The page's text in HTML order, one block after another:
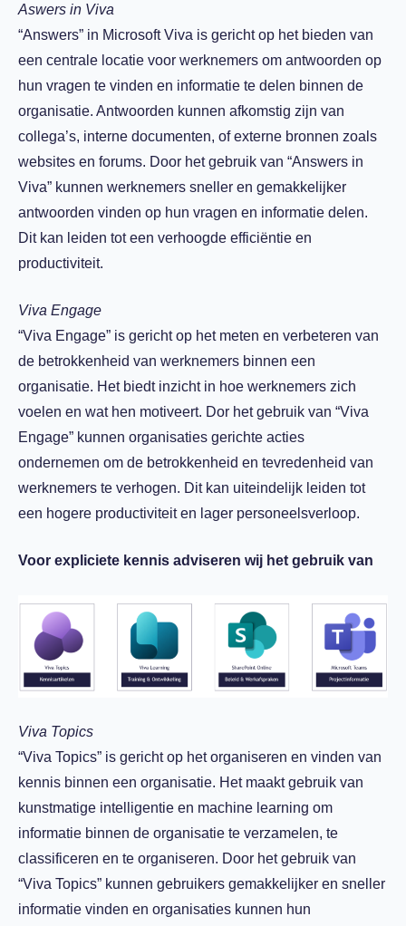
Aswers in Viva
“Answers” in Microsoft Viva is gericht op het bieden van
een centrale locatie voor werknemers om antwoorden op
hun vragen te vinden en informatie te delen binnen de
organisatie. Antwoorden kunnen afkomstig zijn van
collega’s, interne documenten, of externe bronnen zoals
websites en forums. Door het gebruik van “Answers in
Viva” kunnen werknemers sneller en gemakkelijker
antwoorden vinden op hun vragen en informatie delen.
Dit kan leiden tot een verhoogde efficiëntie en
productiviteit.
Viva Engage
“Viva Engage” is gericht op het meten en verbeteren van
de betrokkenheid van werknemers binnen een
organisatie. Het biedt inzicht in hoe werknemers zich
voelen en wat hen motiveert. Dor het gebruik van “Viva
Engage” kunnen organisaties gerichte acties
ondernemen om de betrokkenheid en tevredenheid van
werknemers te verhogen. Dit kan uiteindelijk leiden tot
een hogere productiviteit en lager personeelsverloop.
Voor expliciete kennis adviseren wij het gebruik van
Viva Topics
“Viva Topics” is gericht op het organiseren en vinden van
kennis binnen een organisatie. Het maakt gebruik van
kunstmatige intelligentie en machine learning om
informatie binnen de organisatie te verzamelen, te
classificeren en te organiseren. Door het gebruik van
“Viva Topics” kunnen gebruikers gemakkelijker en sneller
informatie vinden en organisaties kunnen hun